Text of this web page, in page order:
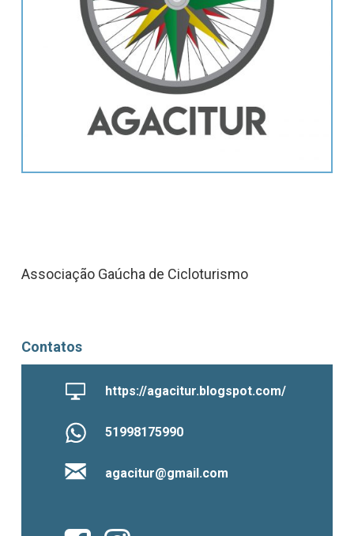
Associação Gaúcha de Cicloturismo
Contatos
https://agacitur.blogspot.com/
51998175990
agacitur@gmail.com